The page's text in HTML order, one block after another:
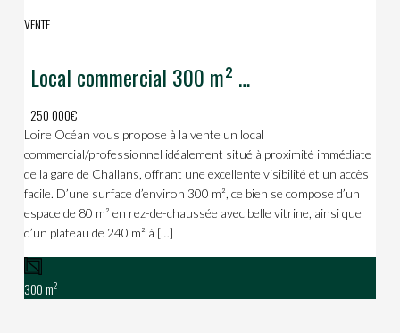
VENTE
Local commercial 300 m²  Emplacement gare Challans
250 000€
Loire Océan vous propose à la vente un local
commercial/professionnel idéalement situé à proximité immédiate
de la gare de Challans, offrant une excellente visibilité et un accès
facile. D’une surface d’environ 300 m², ce bien se compose d’un
espace de 80 m² en rez-de-chaussée avec belle vitrine, ainsi que
d’un plateau de 240 m² à […]
300 m2